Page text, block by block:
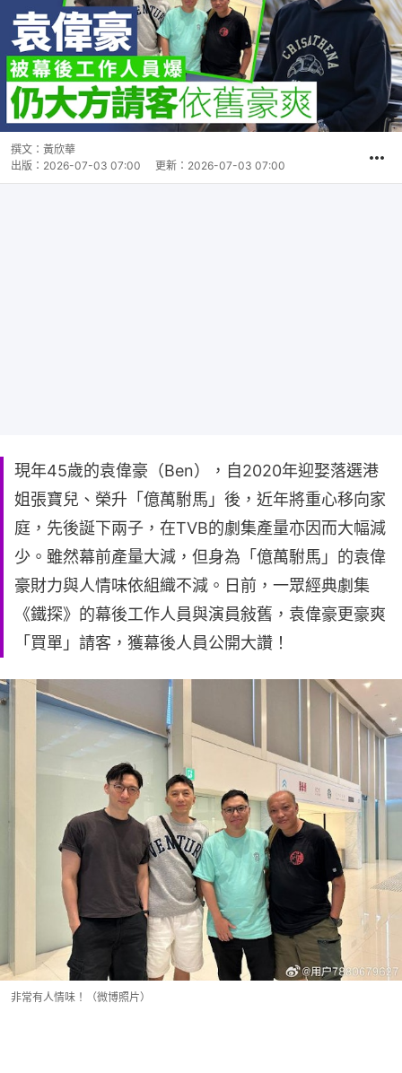
撰文： 黃欣華
出版： 2026-07-03 07:00 更新： 2026-07-03 07:00
現年45歲的袁偉豪（Ben），自2020年迎娶落選港
姐張寶兒、榮升「億萬駙馬」後，近年將重心移向家
庭，先後誕下兩子，在TVB的劇集產量亦因而大幅減
少。雖然幕前產量大減，但身為「億萬駙馬」的袁偉
豪財力與人情味依組織不減。日前，一眾經典劇集
《鐵探》的幕後工作人員與演員敍舊，袁偉豪更豪爽
「買單」請客，獲幕後人員公開大讚！
非常有人情味！（微博照片）